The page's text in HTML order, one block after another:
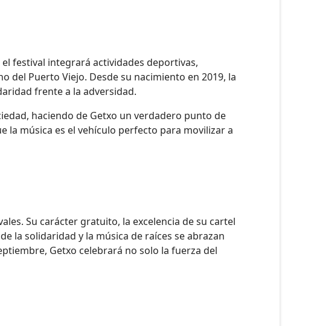
festival integrará actividades deportivas,
Puerto Viejo. Desde su nacimiento en 2019, la
frente a la adversidad.
haciendo de Getxo un verdadero punto de
la música es el vehículo perfecto para movilizar a
Su carácter gratuito, la excelencia de su cartel
la solidaridad y la música de raíces se abrazan
Getxo celebrará no solo la fuerza del